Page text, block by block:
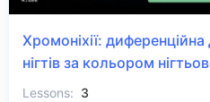
Хромоніхії: диференційна
нігтів за кольором
Lessons: 3